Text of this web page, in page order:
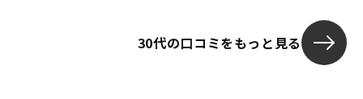
30代の口コミをもっと見る